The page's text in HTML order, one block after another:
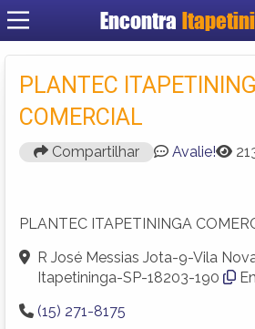
Encontra
Criar
PLANTEC
COMERCIAL
Compartilhar Avalie!
PLANTEC ITAPETININGA
R José Messias Jota-9-Vila
Itapetininga-SP-18203-190
(15) 271-8175